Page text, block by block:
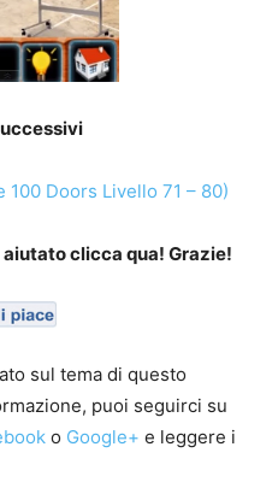
100 Doors Livello 71 – 80)
clicca qua! Grazie!
sul tema di questo
puoi seguirci su
o Google+ e leggere i